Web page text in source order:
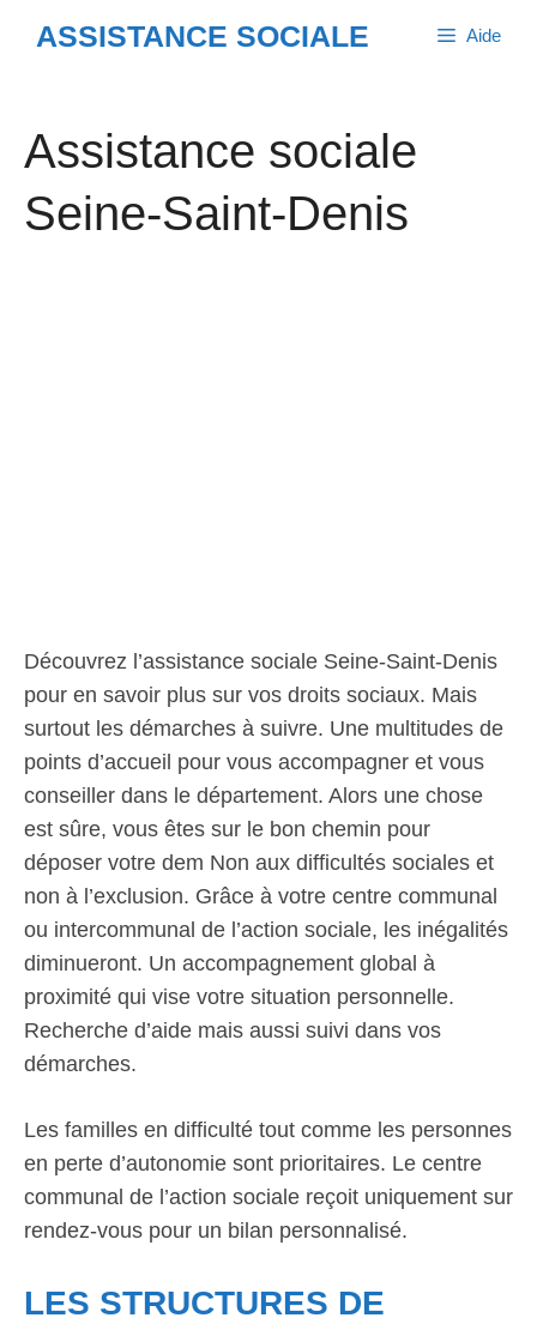
ASSISTANCE SOCIALE Aide
Assistance sociale
Seine-Saint-Denis
Découvrez l’assistance sociale Seine-Saint-Denis
pour en savoir plus sur vos droits sociaux. Mais
surtout les démarches à suivre. Une multitudes de
points d’accueil pour vous accompagner et vous
conseiller dans le département. Alors une chose
est sûre, vous êtes sur le bon chemin pour
déposer votre dem Non aux difficultés sociales et
non à l’exclusion. Grâce à votre centre communal
ou intercommunal de l’action sociale, les inégalités
diminueront. Un accompagnement global à
proximité qui vise votre situation personnelle.
Recherche d’aide mais aussi suivi dans vos
démarches.
Les familles en difficulté tout comme les personnes
en perte d’autonomie sont prioritaires. Le centre
communal de l’action sociale reçoit uniquement sur
rendez-vous pour un bilan personnalisé.
LES STRUCTURES DE